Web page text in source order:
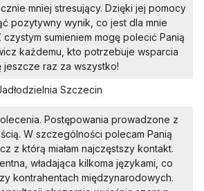
mniej stresujący. Dzięki jej pomocy
pozytywny wynik, co jest dla mnie
sumieniem mogę polecić Panią
każdemu, kto potrzebuje wsparcia
jeszcze raz za wszystko!
Szczecin
Postępowania prowadzone z
W szczególności polecam Panią
z którą miałam najczęstszy kontakt.
władająca kilkoma językami, co
kontrahentach międzynarodowych.